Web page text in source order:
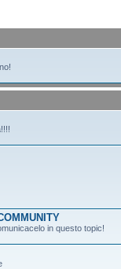
in questo topic!